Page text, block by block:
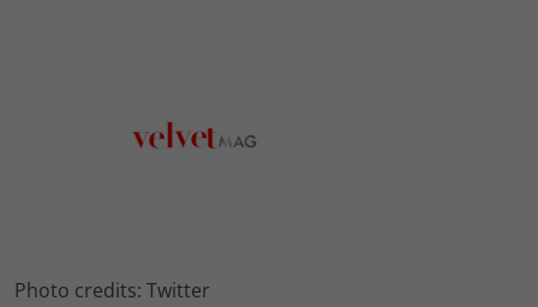
Photo credits: Twitter